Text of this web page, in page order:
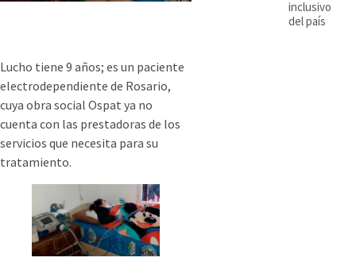
Lucho tiene 9 años; es un paciente
electrodependiente de Rosario,
cuya obra social Ospat ya no
cuenta con las prestadoras de los
servicios que necesita para su
tratamiento.
inclusivo
del país